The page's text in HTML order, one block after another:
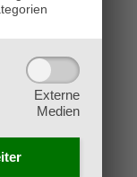
Externe
Medien